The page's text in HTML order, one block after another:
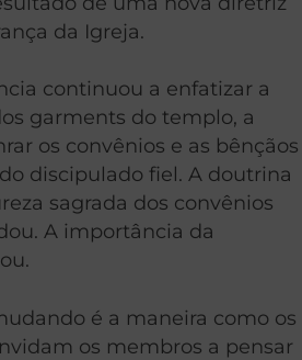
da Igreja.
continuou a enfatizar a
garments do templo, a
os convênios e as bênçãos
discipulado fiel. A doutrina
sagrada dos convênios
A importância da
é a maneira como os
os membros a pensar